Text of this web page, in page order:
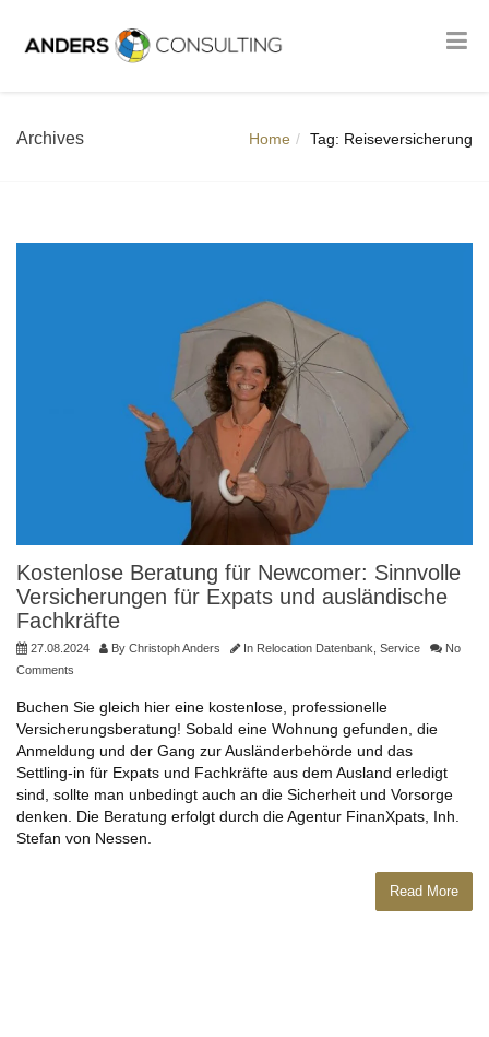
Archives Home Tag: Reiseversicherung
Kostenlose Beratung für Newcomer: Sinnvolle
Versicherungen für Expats und ausländische
Fachkräfte
27.08.2024 By Christoph Anders In Relocation Datenbank Service
No
Comments
Buchen Sie gleich hier eine kostenlose, professionelle
Versicherungsberatung! Sobald eine Wohnung gefunden, die
Anmeldung und der Gang zur Ausländerbehörde und das
Settling-in für Expats und Fachkräfte aus dem Ausland erledigt
sind, sollte man unbedingt auch an die Sicherheit und Vorsorge
denken. Die Beratung erfolgt durch die Agentur FinanXpats, Inh.
Stefan von Nessen.
Read More